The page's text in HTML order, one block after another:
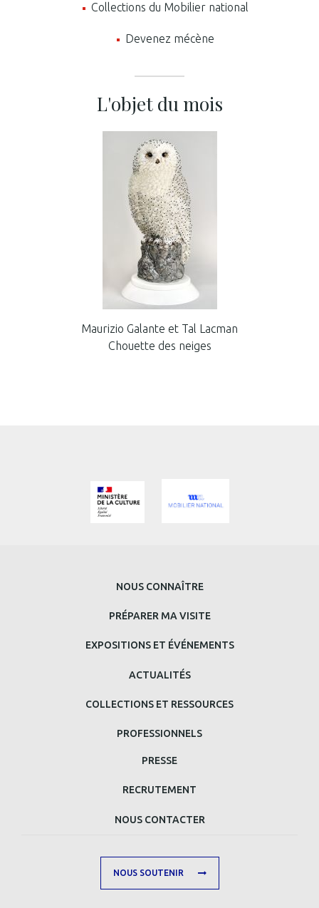
Collections du Mobilier national
Devenez mécène
L'objet du mois
Maurizio Galante et Tal Lacman
Chouette des neiges
PRINCIPAL
NOUS CONNAÎTRE
PRÉPARER MA VISITE
EXPOSITIONS ET ÉVÉNEMENTS
ACTUALITÉS
COLLECTIONS ET RESSOURCES
PROFESSIONNELS
PRESSE
RECRUTEMENT
NOUS CONTACTER
NOUS SOUTENIR